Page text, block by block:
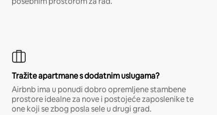
Tražite apartmane s dodatnim uslugama?
Airbnb ima u ponudi dobro opremljene stambene
prostore idealne za nove i postojeće zaposlenike te
one koji se zbog posla sele u drugi grad.